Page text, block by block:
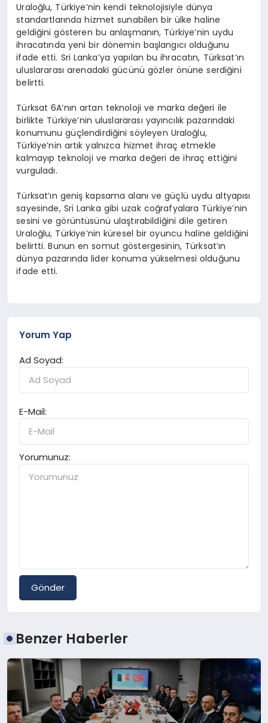
Uraloğlu, Türkiye’nin kendi teknolojisiyle dünya
standartlarında hizmet sunabilen bir ülke haline
geldiğini gösteren bu anlaşmanın, Türkiye’nin uydu
ihracatında yeni bir dönemin başlangıcı olduğunu
ifade etti. Sri Lanka’ya yapılan bu ihracatın, Türksat’ın
uluslararası arenadaki gücünü gözler önüne serdiğini
belirtti.
Türksat 6A’nın artan teknoloji ve marka değeri ile
birlikte Türkiye’nin uluslararası yayıncılık pazarındaki
konumunu güçlendirdiğini söyleyen Uraloğlu,
Türkiye’nin artık yalnızca hizmet ihraç etmekle
kalmayıp teknoloji ve marka değeri de ihraç ettiğini
vurguladı.
Türksat’ın geniş kapsama alanı ve güçlü uydu altyapısı
sayesinde, Sri Lanka gibi uzak coğrafyalara Türkiye’nin
sesini ve görüntüsünü ulaştırabildiğini dile getiren
Uraloğlu, Türkiye’nin küresel bir oyuncu haline geldiğini
belirtti. Bunun en somut göstergesinin, Türksat’ın
dünya pazarında lider konuma yükselmesi olduğunu
ifade etti.
Yorum Yap
Ad Soyad:
E-Mail:
Yorumunuz:
Gönder
Benzer Haberler